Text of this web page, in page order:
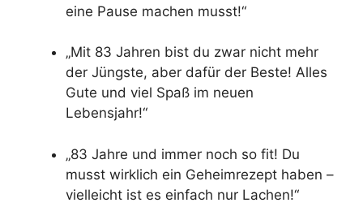
eine Pause machen musst!“
„Mit 83 Jahren bist du zwar nicht mehr
der Jüngste, aber dafür der Beste! Alles
Gute und viel Spaß im neuen
Lebensjahr!“
„83 Jahre und immer noch so fit! Du
musst wirklich ein Geheimrezept haben –
vielleicht ist es einfach nur Lachen!“